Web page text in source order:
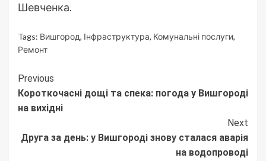
Шевченка.
Tags: Вишгород, Інфраструктура, Комунальні послуги,
Ремонт
Continue
Reading
Previous
Короткочасні дощі та спека: погода у Вишгороді
на вихідні
Next
Друга за день: у Вишгороді знову сталася аварія
на водопроводі